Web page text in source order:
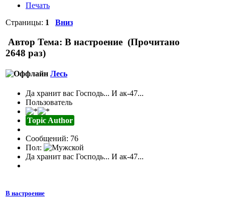
Печать
Страницы: 1 Вниз
Автор Тема: В настроение (Прочитано
2648 раз)
Лесь
Да хранит вас Господь... И ак-47...
Пользователь
Topic Author
Сообщений: 76
Пол:
Да хранит вас Господь... И ак-47...
В настроение